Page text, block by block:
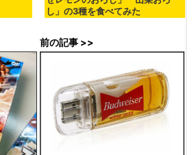
し」の3種を食べてみた
前の記事 >>